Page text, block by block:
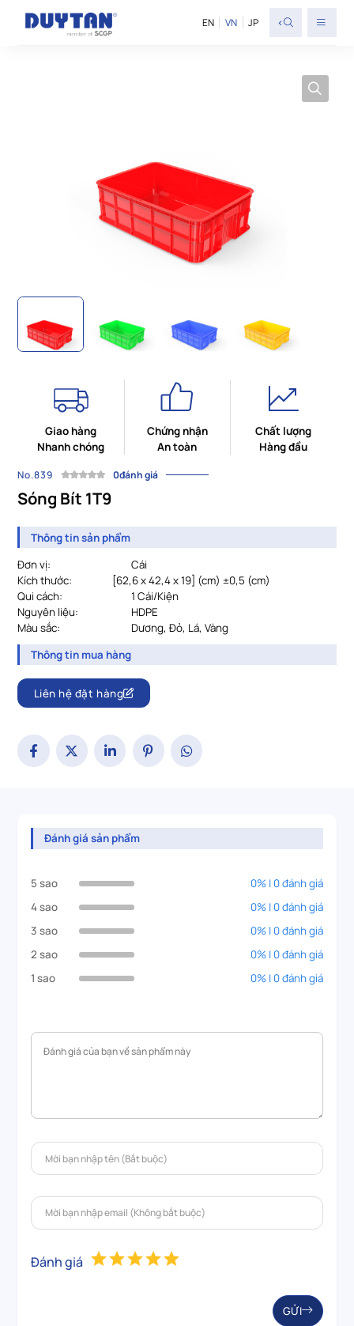
EN VN JP <
Giao hàng
Nhanh chóng
Chứng nhận
An toàn
Chất lượng
Hàng đầu
No.839 0đánh giá
Sóng Bít 1T9
Thông tin sản phẩm
Đơn vị:
Cái
Kích thước:
			[
62,6 x 42,4 x 19] (cm) ±0,5 (cm)
Qui cách:
1 Cái/Kiện
Nguyên liệu:
HDPE
Màu sắc:
Dương, Đỏ, Lá, Vàng
Thông tin mua hàng
Liên hệ đặt hàng
Đánh giá sản phẩm
5 sao
0% | 0 đánh giá
4 sao
0% | 0 đánh giá
3 sao
0% | 0 đánh giá
2 sao
0% | 0 đánh giá
1 sao
0% | 0 đánh giá
Đánh giá
GỬI